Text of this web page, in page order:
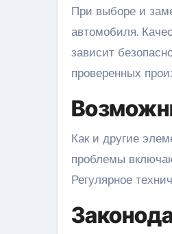
При выборе и
автомобиля.
зависит
проверенных
Как и другие
проблемы
Регулярное